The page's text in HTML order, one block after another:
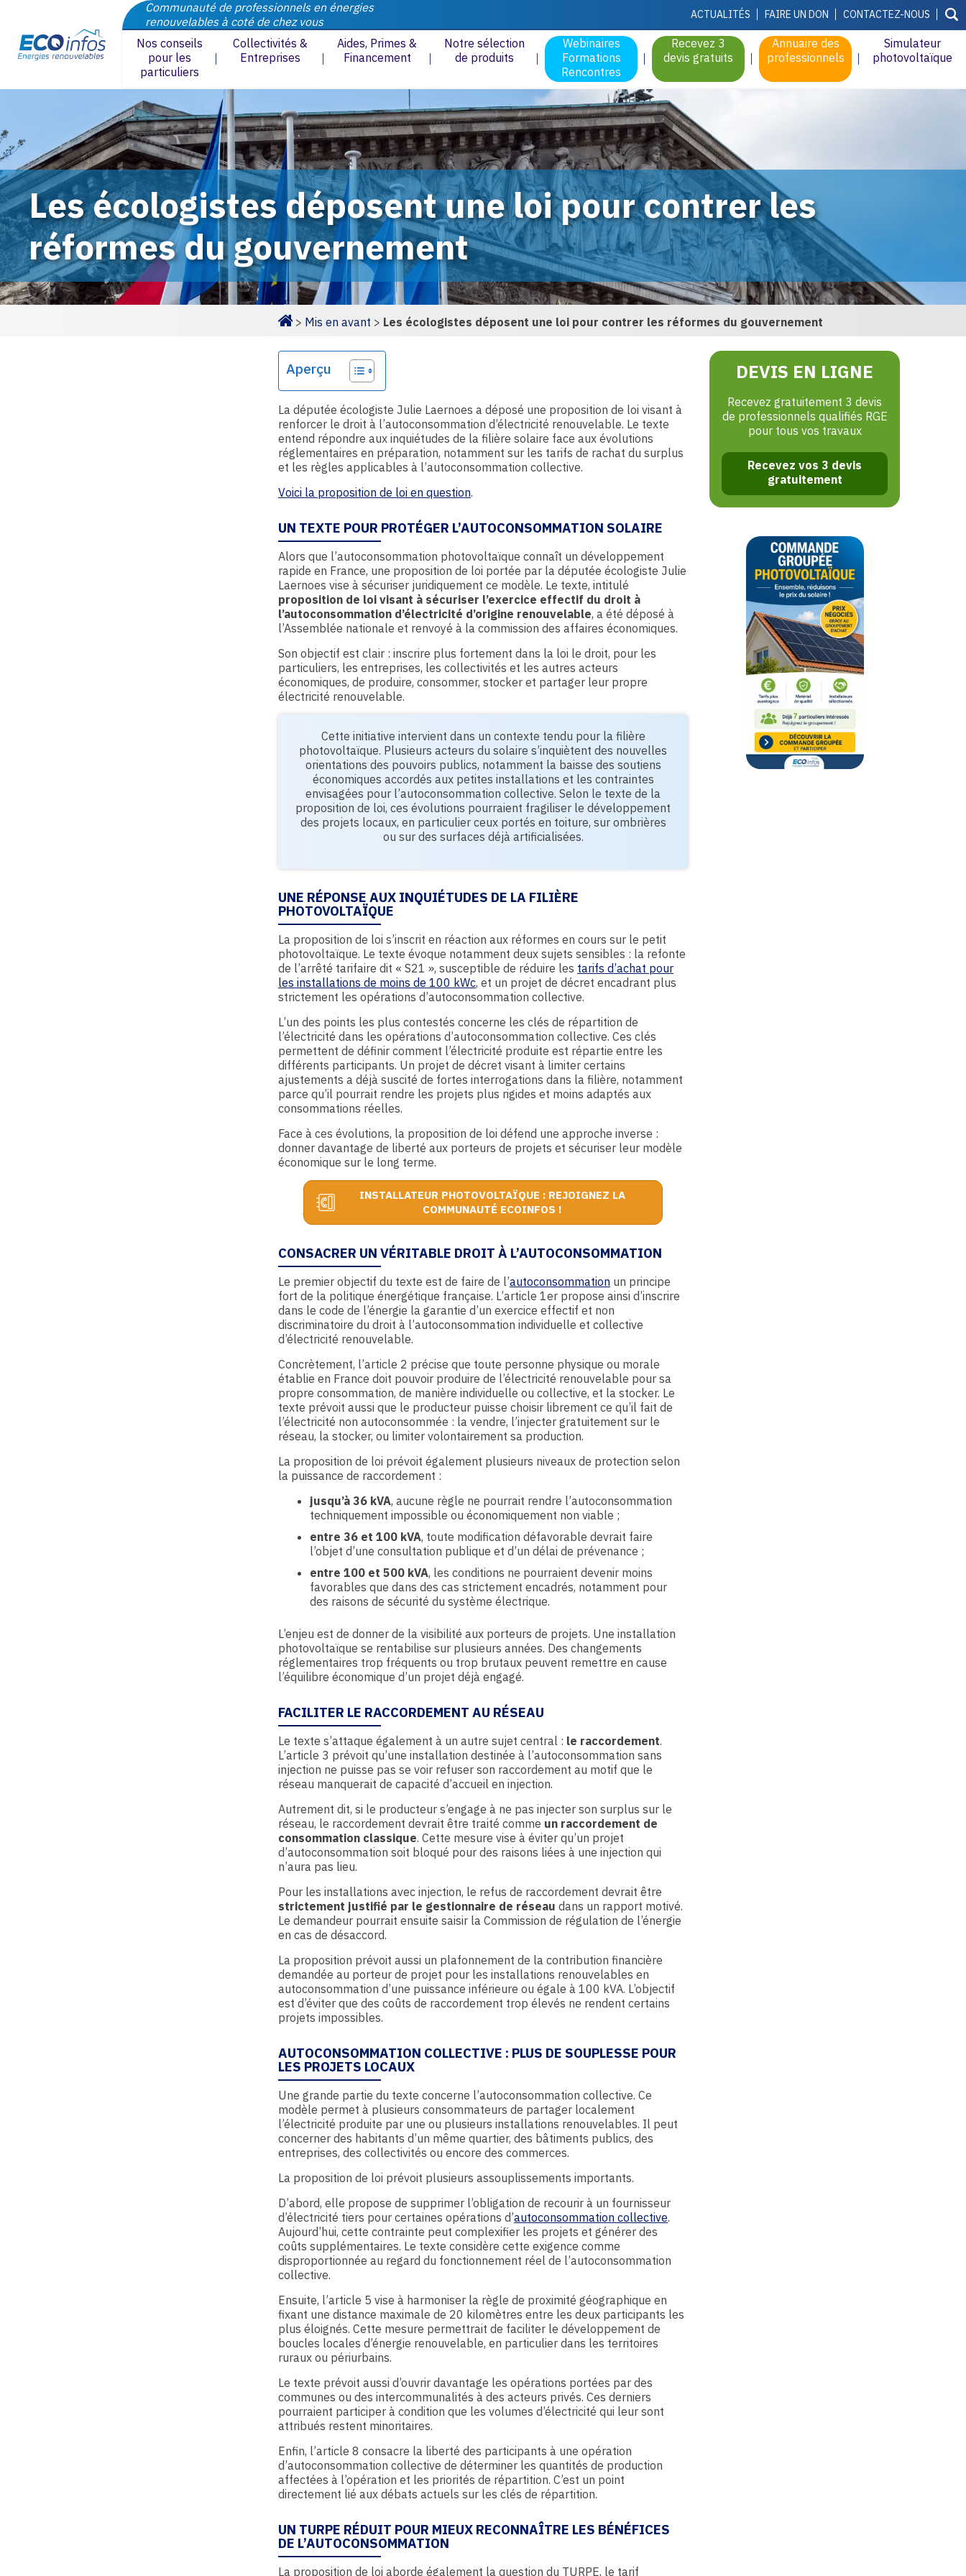
Communauté de professionnels en énergies
renouvelables à coté de chez vous
ACTUALITÉS FAIRE UN DON CONTACTEZ-NOUS
Nos conseils
pour les
particuliers
Collectivités &
Entreprises
Aides, Primes &
Financement
Notre sélection
de produits
Webinaires
Formations
Rencontres
Recevez 3
devis gratuits
Annuaire des
professionnels
Simulateur
photovoltaïque
Les écologistes déposent une loi pour contrer les
réformes du gouvernement
> Mis en avant > Les écologistes déposent une loi pour contrer les réformes du gouvernement
Aperçu
La députée écologiste Julie Laernoes a déposé une proposition de loi visant à
renforcer le droit à l’autoconsommation d’électricité renouvelable. Le texte
entend répondre aux inquiétudes de la filière solaire face aux évolutions
réglementaires en préparation, notamment sur les tarifs de rachat du surplus
et les règles applicables à l’autoconsommation collective.
Voici la proposition de loi en question.
UN TEXTE POUR PROTÉGER L’AUTOCONSOMMATION SOLAIRE
Alors que l’autoconsommation photovoltaïque connaît un développement
rapide en France, une proposition de loi portée par la députée écologiste Julie
Laernoes vise à sécuriser juridiquement ce modèle. Le texte, intitulé
proposition de loi visant à sécuriser l’exercice effectif du droit à
l’autoconsommation d’électricité d’origine renouvelable, a été déposé à
l’Assemblée nationale et renvoyé à la commission des affaires économiques.
Son objectif est clair : inscrire plus fortement dans la loi le droit, pour les
particuliers, les entreprises, les collectivités et les autres acteurs
économiques, de produire, consommer, stocker et partager leur propre
électricité renouvelable.
Cette initiative intervient dans un contexte tendu pour la filière
photovoltaïque. Plusieurs acteurs du solaire s’inquiètent des nouvelles
orientations des pouvoirs publics, notamment la baisse des soutiens
économiques accordés aux petites installations et les contraintes
envisagées pour l’autoconsommation collective. Selon le texte de la
proposition de loi, ces évolutions pourraient fragiliser le développement
des projets locaux, en particulier ceux portés en toiture, sur ombrières
ou sur des surfaces déjà artificialisées.
UNE RÉPONSE AUX INQUIÉTUDES DE LA FILIÈRE
PHOTOVOLTAÏQUE
La proposition de loi s’inscrit en réaction aux réformes en cours sur le petit
photovoltaïque. Le texte évoque notamment deux sujets sensibles : la refonte
de l’arrêté tarifaire dit « S21 », susceptible de réduire les tarifs d’achat pour
les installations de moins de 100 kWc, et un projet de décret encadrant plus
strictement les opérations d’autoconsommation collective.
L’un des points les plus contestés concerne les clés de répartition de
l’électricité dans les opérations d’autoconsommation collective. Ces clés
permettent de définir comment l’électricité produite est répartie entre les
différents participants. Un projet de décret visant à limiter certains
ajustements a déjà suscité de fortes interrogations dans la filière, notamment
parce qu’il pourrait rendre les projets plus rigides et moins adaptés aux
consommations réelles.
Face à ces évolutions, la proposition de loi défend une approche inverse :
donner davantage de liberté aux porteurs de projets et sécuriser leur modèle
économique sur le long terme.
INSTALLATEUR PHOTOVOLTAÏQUE : REJOIGNEZ LA
COMMUNAUTÉ ECOINFOS !
CONSACRER UN VÉRITABLE DROIT À L’AUTOCONSOMMATION
Le premier objectif du texte est de faire de l’autoconsommation un principe
fort de la politique énergétique française. L’article 1er propose ainsi d’inscrire
dans le code de l’énergie la garantie d’un exercice effectif et non
discriminatoire du droit à l’autoconsommation individuelle et collective
d’électricité renouvelable.
Concrètement, l’article 2 précise que toute personne physique ou morale
établie en France doit pouvoir produire de l’électricité renouvelable pour sa
propre consommation, de manière individuelle ou collective, et la stocker. Le
texte prévoit aussi que le producteur puisse choisir librement ce qu’il fait de
l’électricité non autoconsommée : la vendre, l’injecter gratuitement sur le
réseau, la stocker, ou limiter volontairement sa production.
La proposition de loi prévoit également plusieurs niveaux de protection selon
la puissance de raccordement :
jusqu’à 36 kVA, aucune règle ne pourrait rendre l’autoconsommation
techniquement impossible ou économiquement non viable ;
entre 36 et 100 kVA, toute modification défavorable devrait faire
l’objet d’une consultation publique et d’un délai de prévenance ;
entre 100 et 500 kVA, les conditions ne pourraient devenir moins
favorables que dans des cas strictement encadrés, notamment pour
des raisons de sécurité du système électrique.
L’enjeu est de donner de la visibilité aux porteurs de projets. Une installation
photovoltaïque se rentabilise sur plusieurs années. Des changements
réglementaires trop fréquents ou trop brutaux peuvent remettre en cause
l’équilibre économique d’un projet déjà engagé.
FACILITER LE RACCORDEMENT AU RÉSEAU
Le texte s’attaque également à un autre sujet central : le raccordement.
L’article 3 prévoit qu’une installation destinée à l’autoconsommation sans
injection ne puisse pas se voir refuser son raccordement au motif que le
réseau manquerait de capacité d’accueil en injection.
Autrement dit, si le producteur s’engage à ne pas injecter son surplus sur le
réseau, le raccordement devrait être traité comme un raccordement de
consommation classique. Cette mesure vise à éviter qu’un projet
d’autoconsommation soit bloqué pour des raisons liées à une injection qui
n’aura pas lieu.
Pour les installations avec injection, le refus de raccordement devrait être
strictement justifié par le gestionnaire de réseau dans un rapport motivé.
Le demandeur pourrait ensuite saisir la Commission de régulation de l’énergie
en cas de désaccord.
La proposition prévoit aussi un plafonnement de la contribution financière
demandée au porteur de projet pour les installations renouvelables en
autoconsommation d’une puissance inférieure ou égale à 100 kVA. L’objectif
est d’éviter que des coûts de raccordement trop élevés ne rendent certains
projets impossibles.
AUTOCONSOMMATION COLLECTIVE : PLUS DE SOUPLESSE POUR
LES PROJETS LOCAUX
Une grande partie du texte concerne l’autoconsommation collective. Ce
modèle permet à plusieurs consommateurs de partager localement
l’électricité produite par une ou plusieurs installations renouvelables. Il peut
concerner des habitants d’un même quartier, des bâtiments publics, des
entreprises, des collectivités ou encore des commerces.
La proposition de loi prévoit plusieurs assouplissements importants.
D’abord, elle propose de supprimer l’obligation de recourir à un fournisseur
d’électricité tiers pour certaines opérations d’autoconsommation collective.
Aujourd’hui, cette contrainte peut complexifier les projets et générer des
coûts supplémentaires. Le texte considère cette exigence comme
disproportionnée au regard du fonctionnement réel de l’autoconsommation
collective.
Ensuite, l’article 5 vise à harmoniser la règle de proximité géographique en
fixant une distance maximale de 20 kilomètres entre les deux participants les
plus éloignés. Cette mesure permettrait de faciliter le développement de
boucles locales d’énergie renouvelable, en particulier dans les territoires
ruraux ou périurbains.
Le texte prévoit aussi d’ouvrir davantage les opérations portées par des
communes ou des intercommunalités à des acteurs privés. Ces derniers
pourraient participer à condition que les volumes d’électricité qui leur sont
attribués restent minoritaires.
Enfin, l’article 8 consacre la liberté des participants à une opération
d’autoconsommation collective de déterminer les quantités de production
affectées à l’opération et les priorités de répartition. C’est un point
directement lié aux débats actuels sur les clés de répartition.
UN TURPE RÉDUIT POUR MIEUX RECONNAÎTRE LES BÉNÉFICES
DE L’AUTOCONSOMMATION
La proposition de loi aborde également la question du TURPE, le tarif
DEVIS EN LIGNE
Recevez gratuitement 3 devis
de professionnels qualifiés RGE
pour tous vos travaux
Recevez vos 3 devis
gratuitement